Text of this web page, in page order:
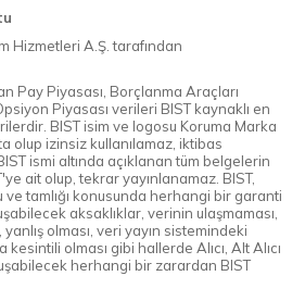
Hizmetleri A.Ş. tarafından
Pay Piyasası, Borçlanma Araçları
Piyasası verileri BIST kaynaklı en
BIST isim ve logosu Koruma Marka
olup izinsiz kullanılamaz, iktibas
ismi altında açıklanan tüm belgelerin
ait olup, tekrar yayınlanamaz. BIST,
tamlığı konusunda herhangi bir garanti
aksaklıklar, verinin ulaşmaması,
olması, veri yayın sistemindeki
olması gibi hallerde Alıcı, Alt Alıcı
herhangi bir zarardan BIST